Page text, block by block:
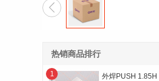

热销商品排行
1
外焊PUSH 1.85H